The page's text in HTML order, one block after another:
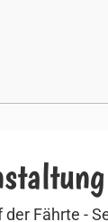
der Fährte -